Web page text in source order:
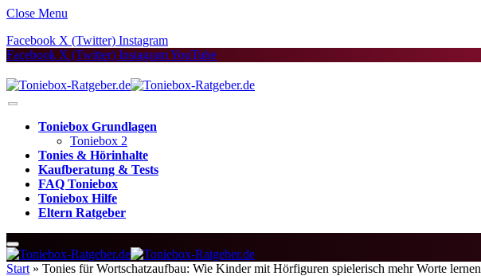
Close Menu
Facebook X (Twitter) Instagram
Facebook X (Twitter) InstagramYouTube
Toniebox Grundlagen
Toniebox 2
Tonies & Hörinhalte
Kaufberatung & Tests
FAQ Toniebox
Toniebox Hilfe
Eltern Ratgeber
Start » Tonies für Wortschatzaufbau: Wie Kinder mit Hörfiguren spielerisch mehr Worte lernen